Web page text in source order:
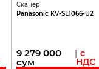
Сканер
Panasonic KV-SL1066-U2
9 279 000
сум
| с
НДС